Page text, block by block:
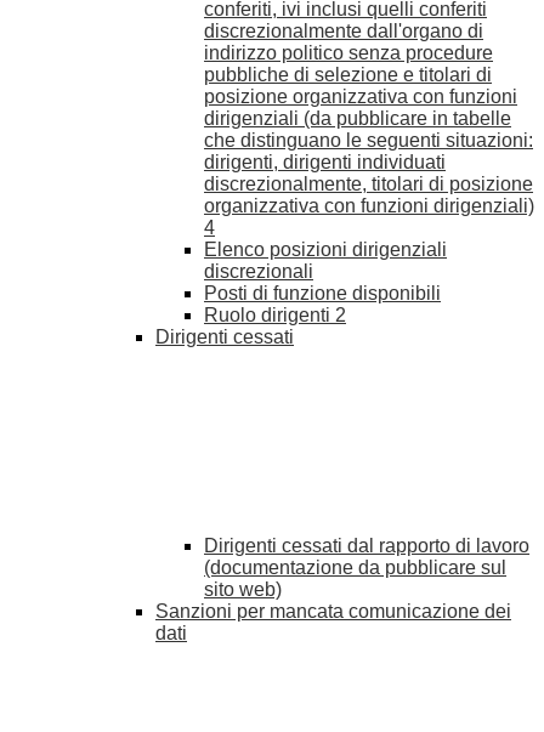
conferiti, ivi inclusi quelli conferiti
discrezionalmente dall'organo di
indirizzo politico senza procedure
pubbliche di selezione e titolari di
posizione organizzativa con funzioni
dirigenziali (da pubblicare in tabelle
che distinguano le seguenti situazioni:
dirigenti, dirigenti individuati
discrezionalmente, titolari di posizione
organizzativa con funzioni dirigenziali)
4
Elenco posizioni dirigenziali
discrezionali
Posti di funzione disponibili
Ruolo dirigenti 2
Dirigenti cessati
Dirigenti cessati dal rapporto di lavoro
(documentazione da pubblicare sul
sito web)
Sanzioni per mancata comunicazione dei
dati